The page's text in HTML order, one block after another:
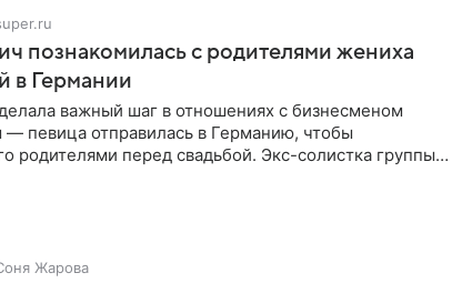
познакомилась с родителями жениха
в Германии
важный шаг в отношениях с бизнесменом
певица отправилась в Германию, чтобы
родителями перед свадьбой. Экс-солистка группы
Жарова